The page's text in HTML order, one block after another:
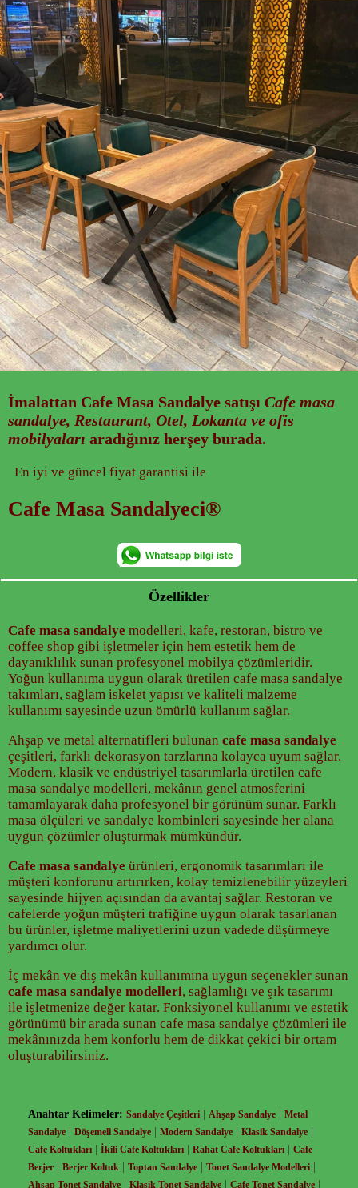
İmalattan Cafe Masa Sandalye satışı Cafe masa
sandalye, Restaurant, Otel, Lokanta ve ofis
mobilyaları aradığınız herşey burada.
En iyi ve güncel fiyat garantisi ile
Cafe Masa Sandalyeci®
Özellikler
Cafe masa sandalye modelleri, kafe, restoran, bistro ve
coffee shop gibi işletmeler için hem estetik hem de
dayanıklılık sunan profesyonel mobilya çözümleridir.
Yoğun kullanıma uygun olarak üretilen cafe masa sandalye
takımları, sağlam iskelet yapısı ve kaliteli malzeme
kullanımı sayesinde uzun ömürlü kullanım sağlar.
Ahşap ve metal alternatifleri bulunan cafe masa sandalye
çeşitleri, farklı dekorasyon tarzlarına kolayca uyum sağlar.
Modern, klasik ve endüstriyel tasarımlarla üretilen cafe
masa sandalye modelleri, mekânın genel atmosferini
tamamlayarak daha profesyonel bir görünüm sunar. Farklı
masa ölçüleri ve sandalye kombinleri sayesinde her alana
uygun çözümler oluşturmak mümkündür.
Cafe masa sandalye ürünleri, ergonomik tasarımları ile
müşteri konforunu artırırken, kolay temizlenebilir yüzeyleri
sayesinde hijyen açısından da avantaj sağlar. Restoran ve
cafelerde yoğun müşteri trafiğine uygun olarak tasarlanan
bu ürünler, işletme maliyetlerini uzun vadede düşürmeye
yardımcı olur.
İç mekân ve dış mekân kullanımına uygun seçenekler sunan
cafe masa sandalye modelleri, sağlamlığı ve şık tasarımı
ile işletmenize değer katar. Fonksiyonel kullanımı ve estetik
görünümü bir arada sunan cafe masa sandalye çözümleri ile
mekânınızda hem konforlu hem de dikkat çekici bir ortam
oluşturabilirsiniz.
Anahtar Kelimeler: Sandalye Çeşitleri | Ahşap Sandalye | Metal
Sandalye | Döşemeli Sandalye | Modern Sandalye | Klasik Sandalye |
Cafe Koltukları | İkili Cafe Koltukları | Rahat Cafe Koltukları | Cafe
Berjer | Berjer Koltuk | Toptan Sandalye | Tonet Sandalye Modelleri |
Ahşap Tonet Sandalye | Klasik Tonet Sandalye | Cafe Tonet Sandalye |